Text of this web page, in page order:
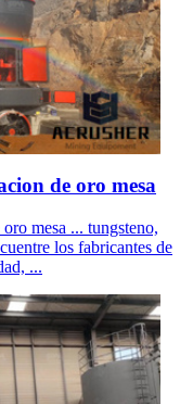
de oro mesa
mesa ... tungsteno,
los fabricantes de
...